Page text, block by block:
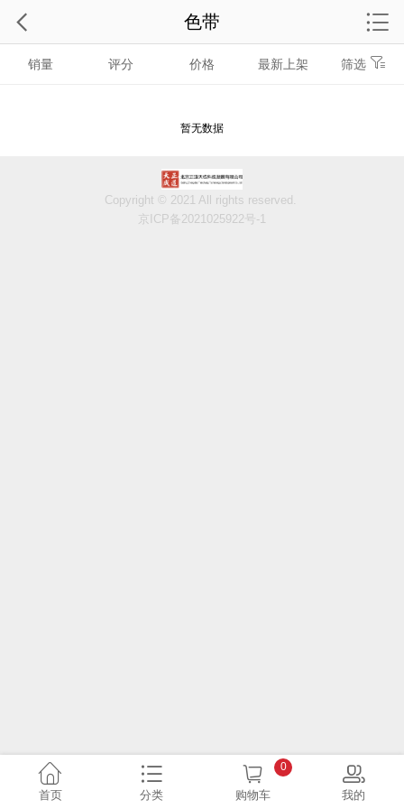
销量 评分 价格 最新上架 筛选
暂无数据
色带
Copyright © 2021 All rights reserved.
京ICP备2021025922号-1
首页 分类 购物车
0
我的